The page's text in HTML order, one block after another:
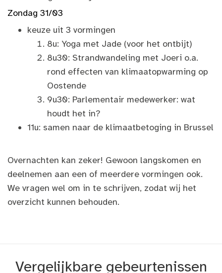
Zondag 31/03
keuze uit 3 vormingen
8u: Yoga met Jade (voor het ontbijt)
8u30: Strandwandeling met Joeri o.a.
rond effecten van klimaatopwarming op
Oostende
9u30: Parlementair medewerker: wat
houdt het in?
11u: samen naar de klimaatbetoging in Brussel
Overnachten kan zeker! Gewoon langskomen en
deelnemen aan een of meerdere vormingen ook.
We vragen wel om in te schrijven, zodat wij het
overzicht kunnen behouden.
Vergelijkbare gebeurtenissen